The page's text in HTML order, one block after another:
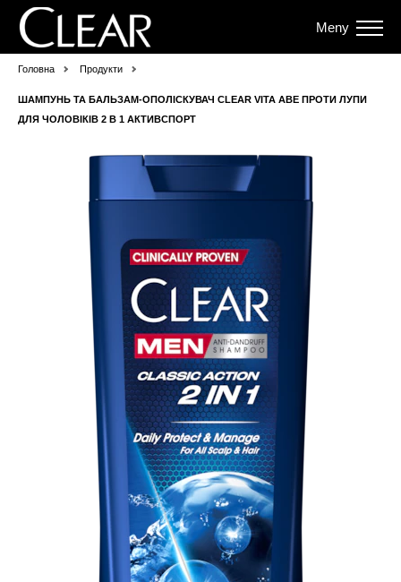
Meny
Головна Продукти
ШАМПУНЬ ТА БАЛЬЗАМ-ОПОЛІСКУВАЧ CLEAR VITA ABE ПРОТИ ЛУПИ
ДЛЯ ЧОЛОВІКІВ 2 В 1 АКТИВСПОРТ